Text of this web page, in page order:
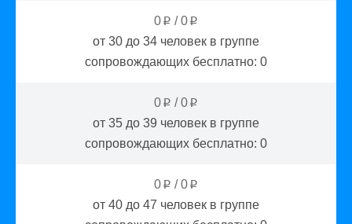
0 p /0 p
от 30 до 34 человек в группе
сопровождающих бесплатно: 0
0 p /0 p
от 35 до 39 человек в группе
сопровождающих бесплатно: 0
0 p /0 p
от 40 до 47 человек в группе